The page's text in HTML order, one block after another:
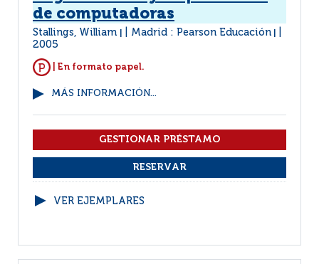
de computadoras
Stallings, William Madrid : Pearson Educación
2005
| En formato papel.
MÁS INFORMACIÓN...
VER EJEMPLARES